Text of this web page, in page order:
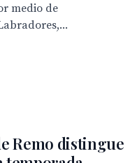
medio de
Remo distingue